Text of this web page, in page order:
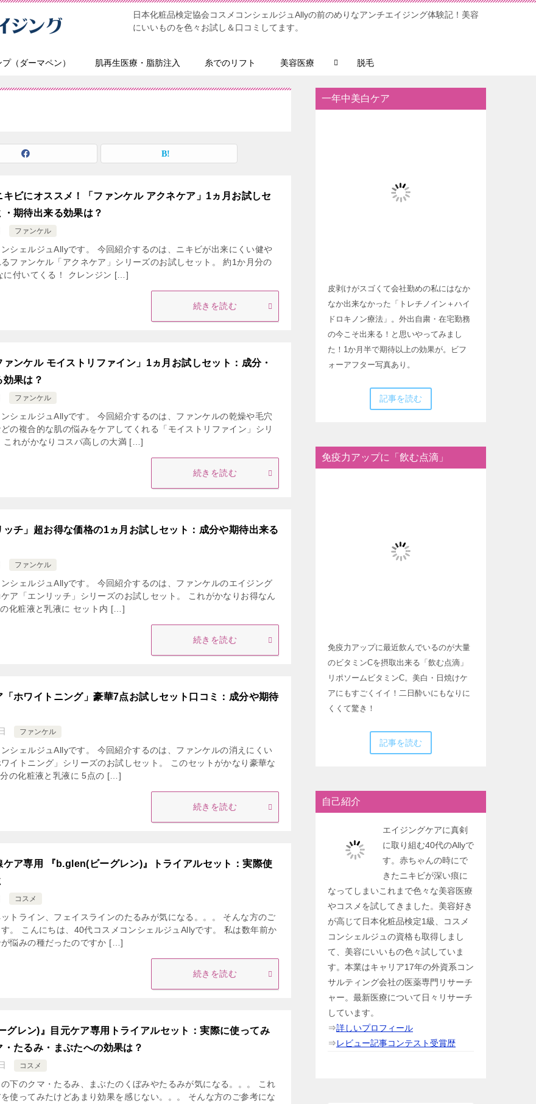
日本化粧品検定協会コスメコンシェルジュAllyの前のめりなアンチエイジング体験記！美容
にいいものを色々お試し＆口コミしてます。
（ダーマペン） 肌再生医療・脂肪注入 糸でのリフト 美容医療 脱毛
ビにオススメ！「ファンケル アクネケア」1ヵ月お試しセ
期待出来る効果は？
ファンケル
シェルジュAllyです。 今回紹介するのは、ニキビが出来にくい健や
ファンケル「アクネケア」シリーズのお試しセット。 約1か月分の
に付いてくる！ クレンジン […]
続きを読む
ンケル モイストリファイン」1ヵ月お試しセット：成分・
効果は？
ファンケル
シェルジュAllyです。 今回紹介するのは、ファンケルの乾燥や毛穴
の複合的な肌の悩みをケアしてくれる「モイストリファイン」シリ
これがかなりコスパ高しの大満 […]
続きを読む
チ」超お得な価格の1ヵ月お試しセット：成分や期待出来る
ファンケル
シェルジュAllyです。 今回紹介するのは、ファンケルのエイジング
ア「エンリッチ」シリーズのお試しセット。 これがかなりお得なん
化粧液と乳液に セット内 […]
続きを読む
「ホワイトニング」豪華7点お試しセット口コミ：成分や期待
ファンケル
シェルジュAllyです。 今回紹介するのは、ファンケルの消えにくい
イトニング」シリーズのお試しセット。 このセットがかなり豪華な
の化粧液と乳液に 5点の […]
続きを読む
ケア専用 『b.glen(ビーグレン)』トライアルセット：実際使
コスメ
トライン、フェイスラインのたるみが気になる。。。 そんな方のご
。 こんにちは、40代コスメコンシェルジュAllyです。 私は数年前か
悩みの種だったのですか […]
続きを読む
グレン)』目元ケア専用トライアルセット：実際に使ってみ
たるみ・まぶたへの効果は？
コスメ
下のクマ・たるみ、まぶたのくぼみやたるみが気になる。。。 これ
使ってみたけどあまり効果を感じない。。。 そんな方のご参考にな
一年中美白ケア
皮剥けがスゴくて会社勤めの私にはなか
なか出来なかった「トレチノイン＋ハイ
ドロキノン療法」。外出自粛・在宅勤務
の今こそ出来る！と思いやってみまし
た！1か月半で期待以上の効果が。ビフ
ォーアフター写真あり。
記事を読む
免疫力アップに「飲む点滴」
免疫力アップに最近飲んでいるのが大量
のビタミンCを摂取出来る「飲む点滴」
リポソームビタミンC。美白・日焼けケ
アにもすごくイイ！二日酔いにもなりに
くくて驚き！
記事を読む
自己紹介
エイジングケアに真剣
に取り組む40代のAllyで
す。赤ちゃんの時にで
きたニキビが深い痕に
なってしまいこれまで色々な美容医療
やコスメを試してきました。美容好き
が高じて日本化粧品検定1級、コスメ
コンシェルジュの資格も取得しまし
て、美容にいいもの色々試していま
す。本業はキャリア17年の外資系コン
サルティング会社の医薬専門リサーチ
ャー。最新医療について日々リサーチ
しています。
⇒詳しいプロフィール
⇒レビュー記事コンテスト受賞歴